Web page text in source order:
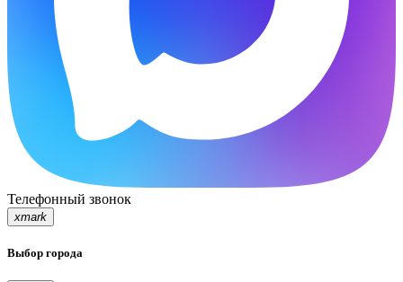
Телефонный звонок
xmark
Выбор города